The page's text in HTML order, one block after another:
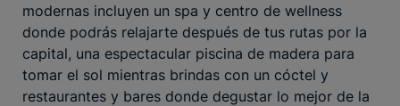
modernas incluyen un spa y centro de wellness
donde podrás relajarte después de tus rutas por la
capital, una espectacular piscina de madera para
tomar el sol mientras brindas con un cóctel y
restaurantes y bares donde degustar lo mejor de la